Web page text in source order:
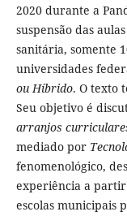
2020 durante a
suspensão das
sanitária, somente
universidades
ou Híbrido. O texto
Seu objetivo é
arranjos
mediado por
fenomenológico,
experiência a
escolas municipais